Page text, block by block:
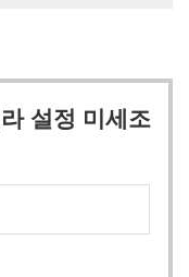
설정 미세조